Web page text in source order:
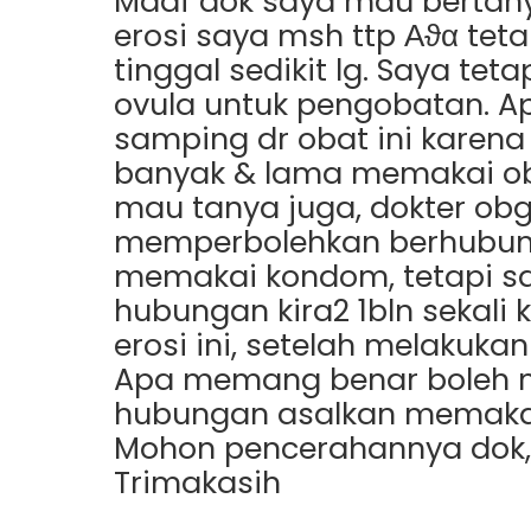
erosi saya msh ttp Αϑα
tinggal sedikit lg. Saya
ovula untuk pengobatan.
samping dr obat ini
banyak & lama memakai
mau tanya juga, dokter
memperbolehkan
memakai kondom, tetapi
hubungan kira2 1bln sekali
erosi ini, setelah
Apa memang benar boleh
hubungan asalkan
Mohon pencerahannya
Trimakasih